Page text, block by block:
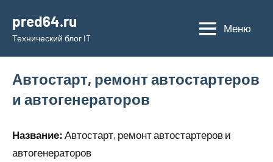
содержимому
pred64.ru
Технический блог IT
Меню
Автостарт, ремонт автостартеров
и автогенераторов
Название: Автостарт, ремонт автостартеров и
автогенераторов